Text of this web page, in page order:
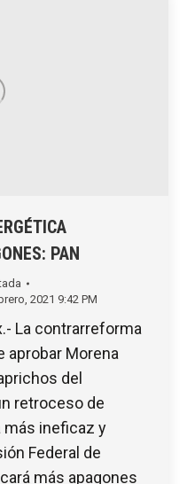
PAN
2021 9:42 PM
La contrarreforma
aprobar Morena
del
retroceso de
más ineficaz y
Federal de
más apagones